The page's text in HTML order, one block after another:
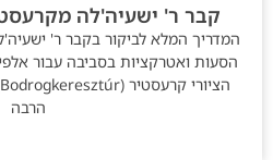
קבר ר' ישעיה'לה
המדריך המלא לביקור בקבר ר'
הסעות ואטרקציות בסביבה עבור
הרבה